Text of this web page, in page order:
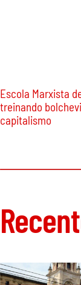
capitalismo